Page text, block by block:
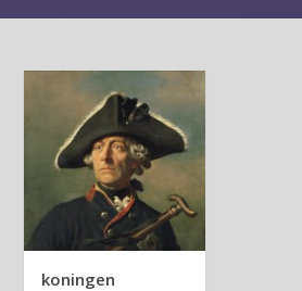
koningen